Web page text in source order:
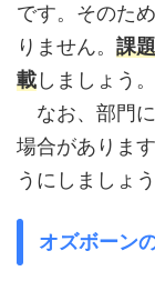
です。そのた
りません。 課
載しましょう。
なお、部門
場合がありま
うにしましょう
オズボーン